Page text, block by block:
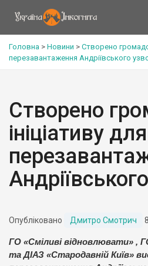
Головна > Новини > Створено
перезавантаження Андріївського
Створено
ініціативу для
Опубліковано Дмитро Смотрич
ГО «Сміливі відновлювати» ,
та ДІАЗ «Стародавній Київ»